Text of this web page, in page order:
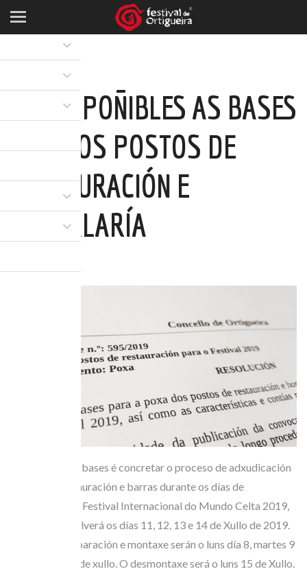
XA DISPOÑIBLES AS BASES
PARA OS POSTOS DE
RESTAURACIÓN E
HOSTALARÍA
O obxecto das bases é concretar o proceso de adxudicación
postos de restauración e barras durante os días de
celebración do Festival Internacional do Mundo Celta 2019,
que se desenvolverá os días 11, 12, 13 e 14 de Xullo de 2019.
Os días de preparación e montaxe serán o luns día 8, martes 9
e mércores 10 de xullo. O desmontaxe será o luns 15 de Xullo.